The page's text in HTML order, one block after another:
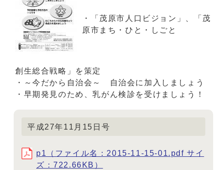
・「茂原市人口ビジョン」、「茂
原市まち・ひと・しごと
創生総合戦略」を策定
・～今だから自治会～ 自治会に加入しましょう
・早期発見のため、乳がん検診を受けましょう！
平成27年11月15日号
p1（ファイル名：2015-11-15-01.pdf サイ
ズ：722.66KB）